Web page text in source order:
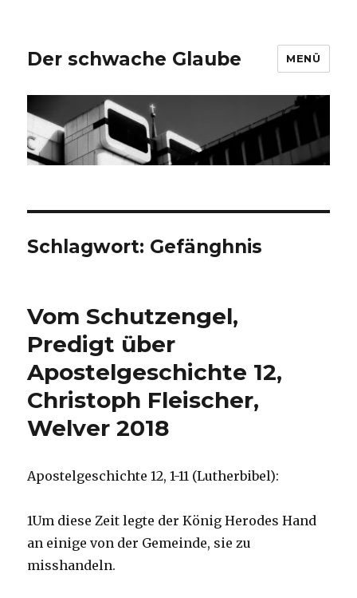
Der schwache Glaube MENÜ
Schlagwort: Gefänghnis
Vom Schutzengel,
Predigt über
Apostelgeschichte 12,
Christoph Fleischer,
Welver 2018
Apostelgeschichte 12, 1-11 (Lutherbibel):
1Um diese Zeit legte der König Herodes Hand
an einige von der Gemeinde, sie zu
misshandeln.